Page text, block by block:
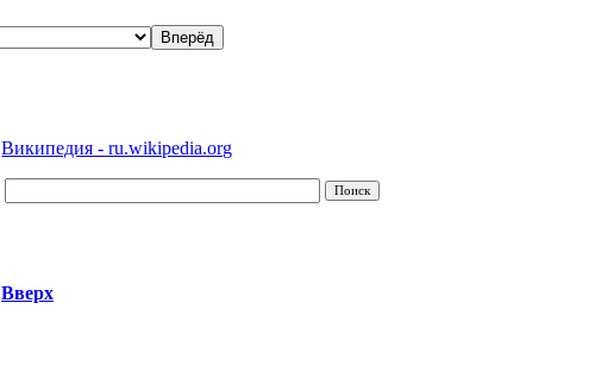
Википедия - ru.wikipedia.org
Вверх